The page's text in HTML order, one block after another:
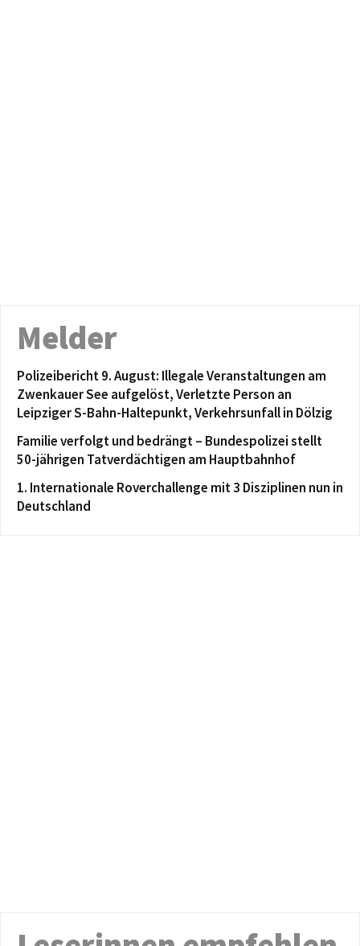
Melder
Polizeibericht 9. August: Illegale Veranstaltungen am
Zwenkauer See aufgelöst, Verletzte Person an
Leipziger S-Bahn-Haltepunkt, Verkehrsunfall in Dölzig
Familie verfolgt und bedrängt – Bundespolizei stellt
50-jährigen Tatverdächtigen am Hauptbahnhof
1. Internationale Roverchallenge mit 3 Disziplinen nun in
Deutschland